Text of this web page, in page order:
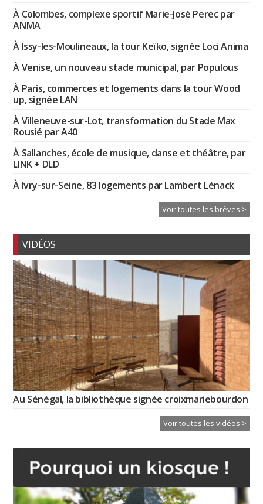
À Colombes, complexe sportif Marie-José Perec par
ANMA
À Issy-les-Moulineaux, la tour Keïko, signée Loci Anima
À Venise, un nouveau stade municipal, par Populous
À Paris, commerces et logements dans la tour Wood
up, signée LAN
À Villeneuve-sur-Lot, transformation du Stade Max
Rousié par A40
À Sallanches, école de musique, danse et théâtre, par
LINK + DLD
À Ivry-sur-Seine, 83 logements par Lambert Lénack
Voir toutes les brèves >
VIDÉOS
Au Sénégal, la bibliothèque signée croixmariebourdon
Voir toutes les vidéos >